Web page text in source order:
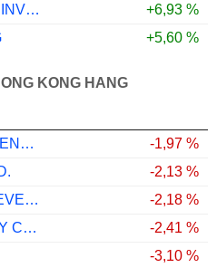
WHARF REAL ESTATE INVESTMENT COMPANY LIMITED
+6,93 %
+5,60 %
KONG HANG
GALAXY ENTERTAINMENT GROUP LIMITED
-1,97 %
-2,13 %
HENDERSON LAND DEVELOPMENT COMPANY LIMITED
-2,18 %
CHINA MENGNIU DAIRY COMPANY LIMITED
-2,41 %
-3,10 %